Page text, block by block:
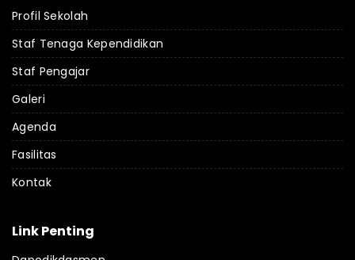
Profil Sekolah
Staf Tenaga Kependidikan
Staf Pengajar
Galeri
Agenda
Fasilitas
Kontak
Link Penting